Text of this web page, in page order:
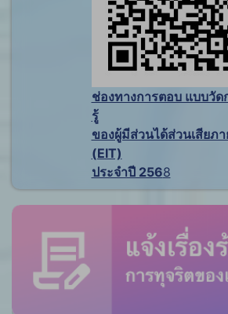
ช่องทางการตอบ แบบวัด
รู้
ของผู้มีส่วนได้ส่วนเสียภ
(EIT)
ประจำปี 2568